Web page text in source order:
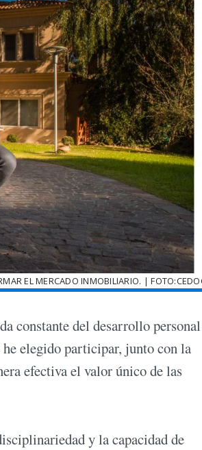
EL MERCADO INMOBILIARIO. |
constante del desarrollo
elegido participar, junto con la
efectiva el valor único de las
y la capacidad de